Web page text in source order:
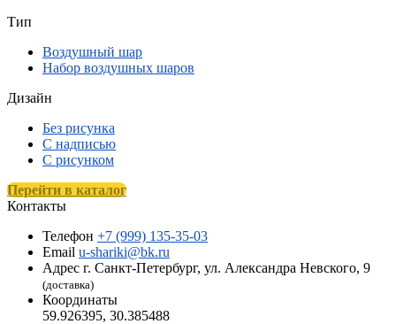
Тип
Воздушный шар
Набор воздушных шаров
Дизайн
Без рисунка
С надписью
С рисунком
Перейти в каталог
Контакты
Телефон +7 (999) 135-35-03
Email u-shariki@bk.ru
Адрес г. Санкт-Петербург, ул. Александра Невского, 9
(доставка)
Координаты
59.926395, 30.385488